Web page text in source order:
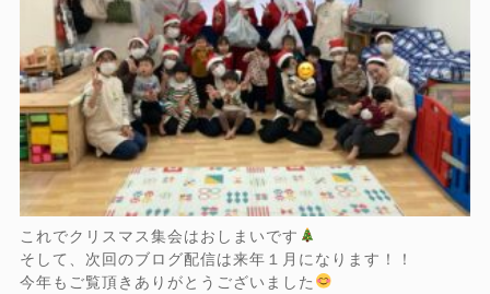
これでクリスマス集会はおしまいです
そして、次回のブログ配信は来年１月になります！！
今年もご覧頂きありがとうございました